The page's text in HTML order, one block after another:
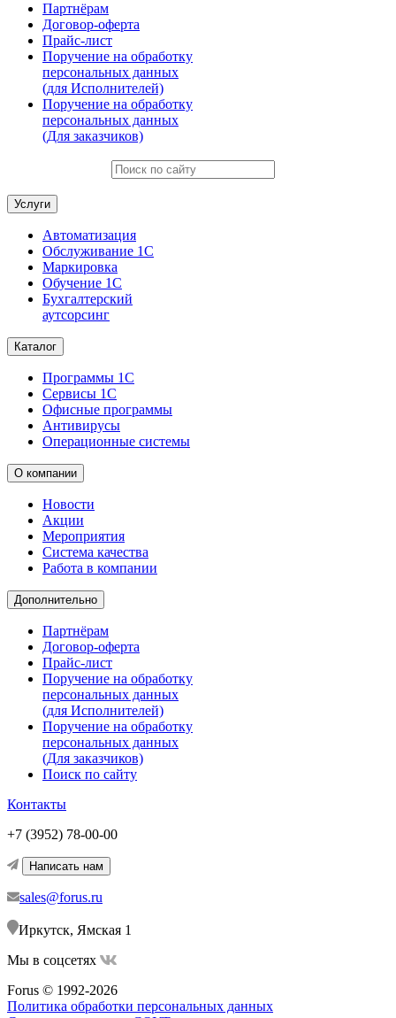
Партнёрам
Договор-оферта
Прайс-лист
Поручение на обработку
персональных данных
(для Исполнителей)
Поручение на обработку
персональных данных
(Для заказчиков)
Услуги
Автоматизация
Обслуживание 1С
Маркировка
Обучение 1С
Бухгалтерский
аутсорсинг
Каталог
Программы 1С
Сервисы 1С
Офисные программы
Антивирусы
Операционные системы
О компании
Новости
Акции
Мероприятия
Система качества
Работа в компании
Дополнительно
Партнёрам
Договор-оферта
Прайс-лист
Поручение на обработку
персональных данных
(для Исполнителей)
Поручение на обработку
персональных данных
(Для заказчиков)
Поиск по сайту
Контакты
+7 (3952) 78-00-00
Написать нам
sales@forus.ru
Иркутск, Ямская 1
Мы в соцсетях
Forus © 1992-2026
Политика обработки персональных данных